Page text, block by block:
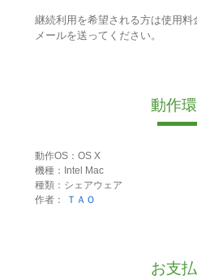
継続利用を希望される方は使用
メールを送ってください。
動作
動作OS：OS X
機種：Intel Mac
種類：シェアウェア
作者：
ＴＡＯ
お支